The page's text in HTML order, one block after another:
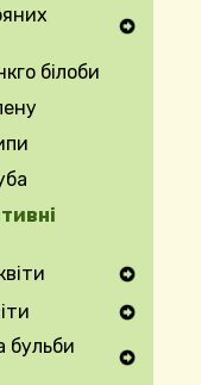
Navigation Menu
білоби
Navigation Menu
Navigation Menu
бульби
Navigation Menu